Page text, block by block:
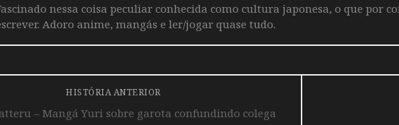
nessa coisa peculiar conhecida como cultura japonesa, o que por
Adoro anime, mangás e ler/jogar quase tudo.
HISTÓRIA ANTERIOR
– Mangá Yuri sobre garota confundindo colega